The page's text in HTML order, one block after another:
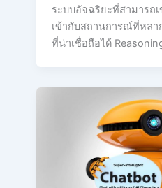
ระบบอัจฉริยะที่สามารถ
เข้ากับสถานการณ์ที่หล
ที่น่าเชื่อถือได้